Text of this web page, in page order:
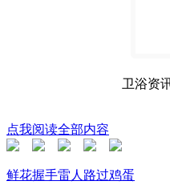
卫浴资
点我阅读全部内容
鲜花握手雷人 路过鸡蛋